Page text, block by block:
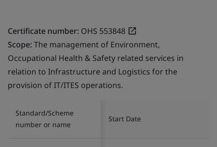
Certificate number: OHS 553848
Scope:The management of Environment,
Occupational Health & Safety related services in
relation to Infrastructure and Logistics for the
provision of IT/ITES operations.
Standard/Scheme
number or name
Start Date